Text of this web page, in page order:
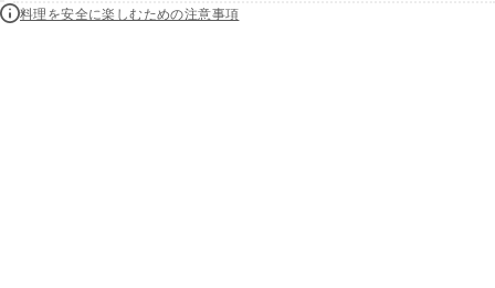
料理を安全に楽しむための注意事項